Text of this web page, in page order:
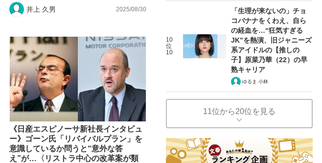
井上 久男 2025/08/30
《日産エスピノーサ新社長インタビュ
ー》ゴーン氏「リバイバルプラン」を
意識しているか問うと“意外な答
え”が…〈リストラ中心の改革案が類
10
位
10
「生理が来ないの」チョ
コバナナをくわえ、自ら
の経血を…“狂気すぎる
JK”を熱演、旧ジャニーズ
系アイドルの【推しの
子】原菜乃華（22）の早
熟キャリア
ゆるま 小林
11位から20位を見る